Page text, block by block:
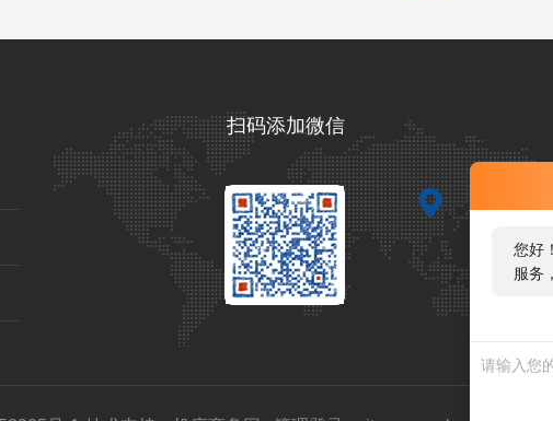
您好
服务
工工艺适应性也是重要的...
次，稳定的机床运行状态
扫码添加微信